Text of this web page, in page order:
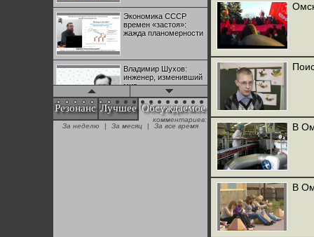
Экономика СССР
времен «застоя»:
жажда планомерности
Владимир Шухов:
инженер, изменивший
мир
"Аркадий Коц" на
эгалите-фесте "Не
Резонанс Лучшее Обсуждаемое
комментариев:
За неделю
| За месяц | За все время В
В